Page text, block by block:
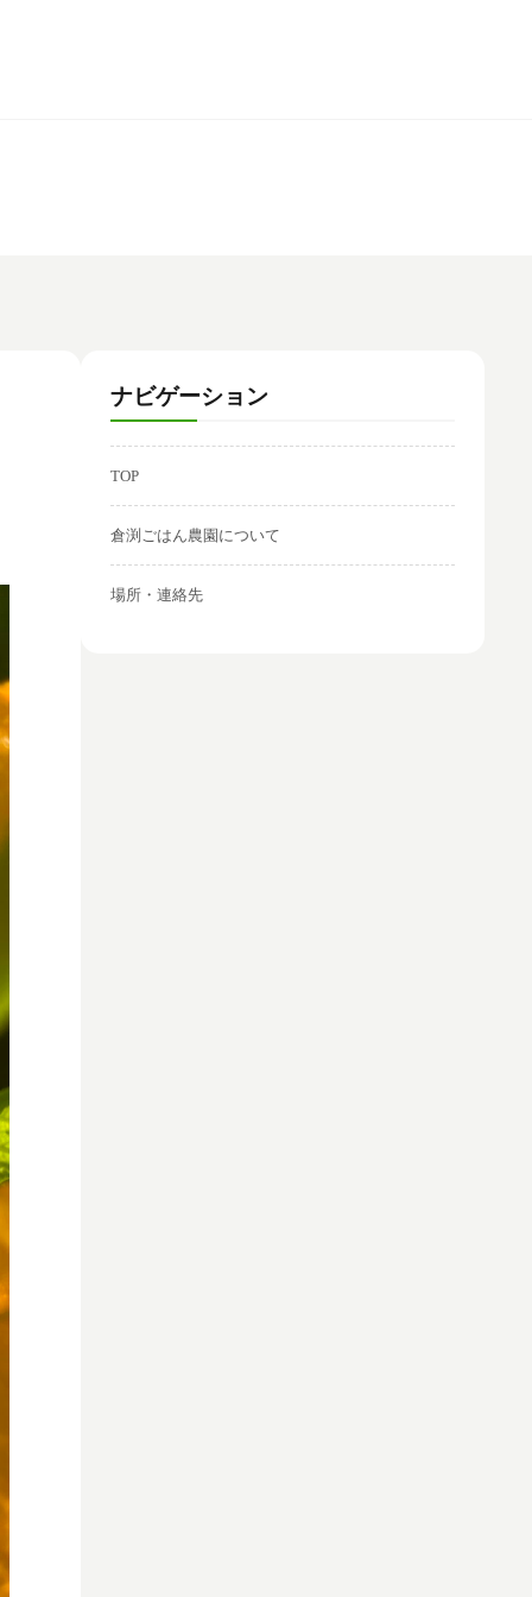
ナビゲーション
TOP
倉渕ごはん農園について
場所・連絡先